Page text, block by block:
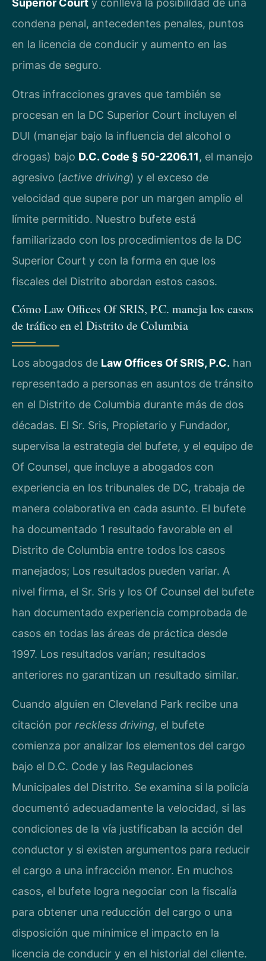
Superior Court y conlleva la posibilidad de una
condena penal, antecedentes penales, puntos
en la licencia de conducir y aumento en las
primas de seguro.
Otras infracciones graves que también se
procesan en la DC Superior Court incluyen el
DUI (manejar bajo la influencia del alcohol o
drogas) bajo D.C. Code § 50-2206.11, el manejo
agresivo (active driving) y el exceso de
velocidad que supere por un margen amplio el
límite permitido. Nuestro bufete está
familiarizado con los procedimientos de la DC
Superior Court y con la forma en que los
fiscales del Distrito abordan estos casos.
Cómo Law Offices Of SRIS, P.C. maneja los casos
de tráfico en el Distrito de Columbia
Los abogados de Law Offices Of SRIS, P.C. han
representado a personas en asuntos de tránsito
en el Distrito de Columbia durante más de dos
décadas. El Sr. Sris, Propietario y Fundador,
supervisa la estrategia del bufete, y el equipo de
Of Counsel, que incluye a abogados con
experiencia en los tribunales de DC, trabaja de
manera colaborativa en cada asunto. El bufete
ha documentado 1 resultado favorable en el
Distrito de Columbia entre todos los casos
manejados; Los resultados pueden variar. A
nivel firma, el Sr. Sris y los Of Counsel del bufete
han documentado experiencia comprobada de
casos en todas las áreas de práctica desde
1997. Los resultados varían; resultados
anteriores no garantizan un resultado similar.
Cuando alguien en Cleveland Park recibe una
citación por reckless driving, el bufete
comienza por analizar los elementos del cargo
bajo el D.C. Code y las Regulaciones
Municipales del Distrito. Se examina si la policía
documentó adecuadamente la velocidad, si las
condiciones de la vía justificaban la acción del
conductor y si existen argumentos para reducir
el cargo a una infracción menor. En muchos
casos, el bufete logra negociar con la fiscalía
para obtener una reducción del cargo o una
disposición que minimice el impacto en la
licencia de conducir y en el historial del cliente.